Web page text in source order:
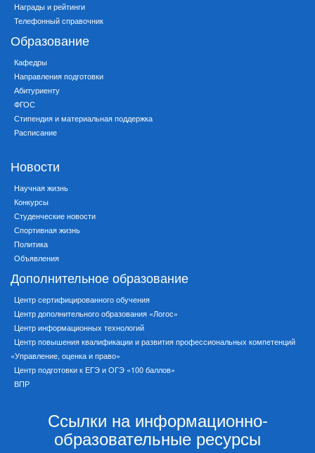
Награды и рейтинги
Телефонный справочник
Образование
Кафедры
Направления подготовки
Абитуриенту
ФГОС
Стипендия и материальная поддержка
Расписание
Новости
Научная жизнь
Конкурсы
Студенческие новости
Спортивная жизнь
Политика
Объявления
Дополнительное образование
Центр сертифицированного обучения
Центр дополнительного образования «Логос»
Центр информационных технологий
Центр повышения квалификации и развития профессиональных компетенций
«Управление, оценка и право»
Центр подготовки к ЕГЭ и ОГЭ «100 баллов»
ВПР
Ссылки на информационно-
образовательные ресурсы